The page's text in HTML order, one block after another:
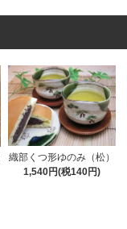
織部くつ形ゆのみ（松）
1,540円(税140円)